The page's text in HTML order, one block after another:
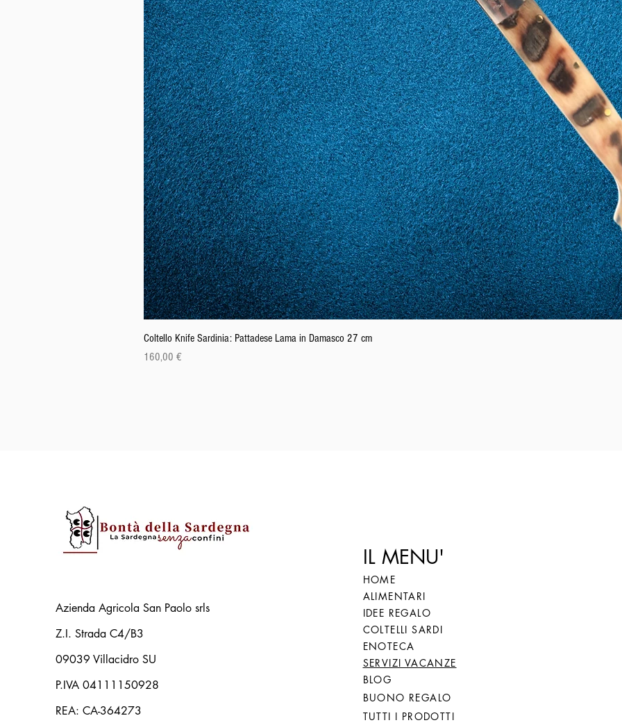
Coltello Knife Sardinia: Pattadese Lama in Damasco 27 cm
Prezzo
160,00 €
Azienda Agricola San Paolo srls
Z.I. Strada C4/B3
09039 Villacidro SU
P.IVA 04111150928
REA: CA-364273
IL MENU'
HOME
ALIMENTARI
IDEE REGALO
COLTELLI SARDI
ENOTECA
SERVIZI VACANZE
BLOG
BUONO REGALO
TUTTI I PRODOTTI